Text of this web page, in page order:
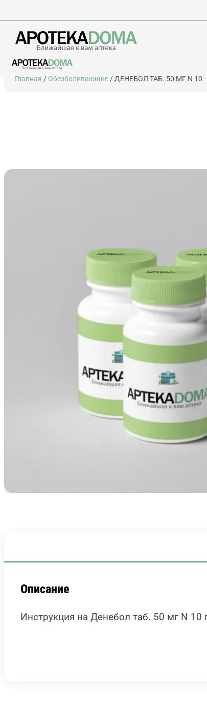
Перейти
Главная / Обезболивающие / ДЕНЕБОЛ ТАБ. 50 МГ N 10
Описание
Инструкция на Денебол таб. 50 мг N 10